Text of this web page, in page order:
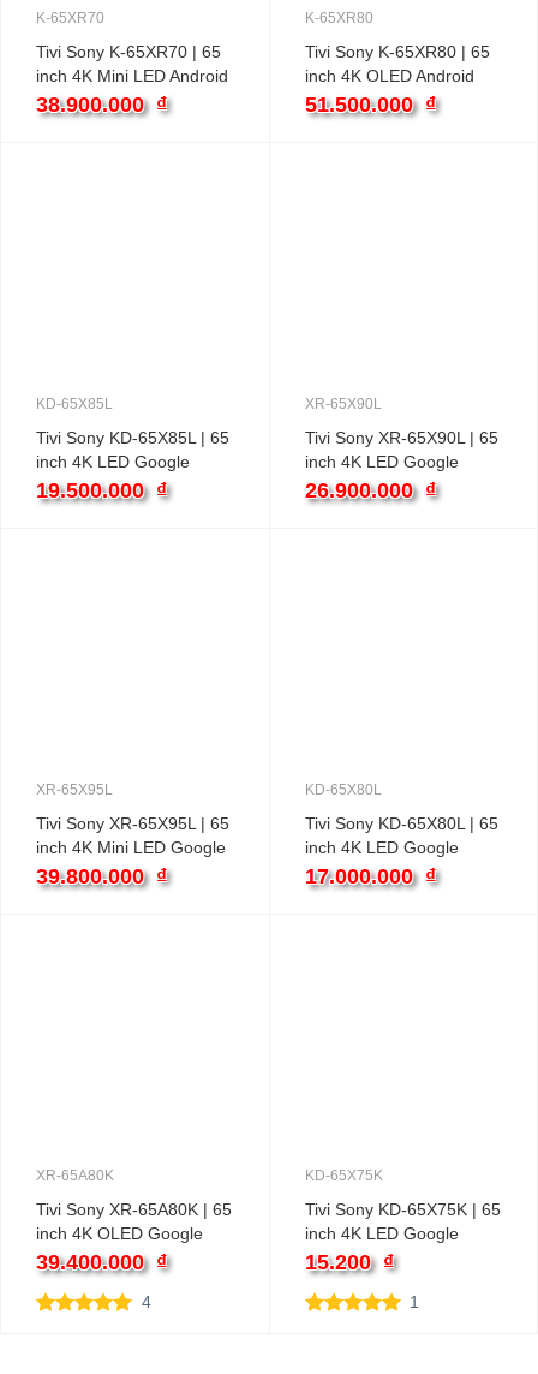
K-65XR70
Tivi Sony K-65XR70 | 65
inch 4K Mini LED Android
38.900.000 ₫
K-65XR80
Tivi Sony K-65XR80 | 65
inch 4K OLED Android
51.500.000 ₫
KD-65X85L
Tivi Sony KD-65X85L | 65
inch 4K LED Google
19.500.000 ₫
XR-65X90L
Tivi Sony XR-65X90L | 65
inch 4K LED Google
26.900.000 ₫
XR-65X95L
Tivi Sony XR-65X95L | 65
inch 4K Mini LED Google
39.800.000 ₫
KD-65X80L
Tivi Sony KD-65X80L | 65
inch 4K LED Google
17.000.000 ₫
XR-65A80K
Tivi Sony XR-65A80K | 65
inch 4K OLED Google
39.400.000 ₫
4
KD-65X75K
Tivi Sony KD-65X75K | 65
inch 4K LED Google
15.200 ₫
1